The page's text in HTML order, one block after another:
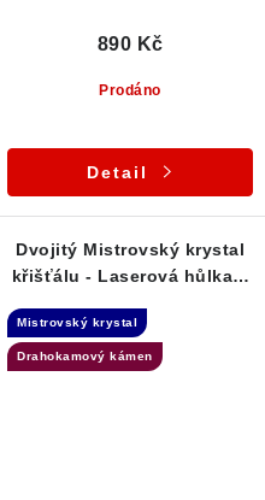
Prodáno
890 Kč
Detail
Dvojitý Mistrovský krystal
křišťálu - Laserová hůlka +
Mistrovský krystal
Drahokamový kámen